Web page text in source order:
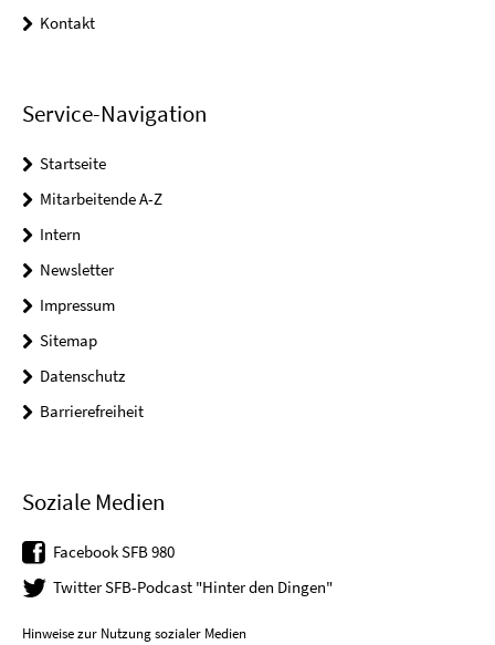
Kontakt
Service-Navigation
Startseite
Mitarbeitende A-Z
Intern
Newsletter
Impressum
Sitemap
Datenschutz
Barrierefreiheit
Soziale Medien
Facebook SFB 980
Twitter SFB-Podcast "Hinter den Dingen"
Hinweise zur Nutzung sozialer Medien